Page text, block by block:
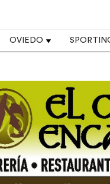
Top navigation
OVIEDO